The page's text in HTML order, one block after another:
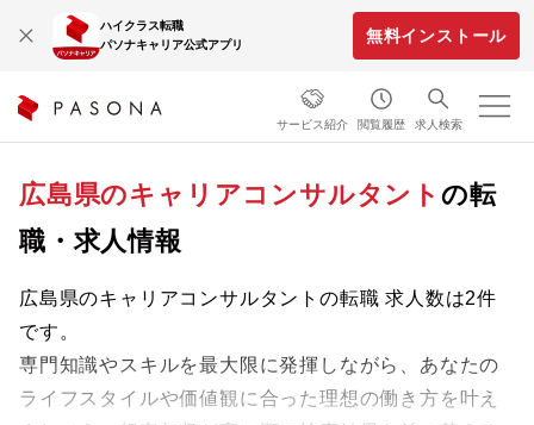
ハイクラス転職
パソナキャリア公式アプリ
無料インストール
サービス紹介 閲覧履歴 求人検索
広島県のキャリアコンサルタント の転
職・求人情報
広島県のキャリアコンサルタントの転職 求人数は2件
です。
専門知識やスキルを最大限に発揮しながら、あなたの
ライフスタイルや価値観に合った理想の働き方を叶え